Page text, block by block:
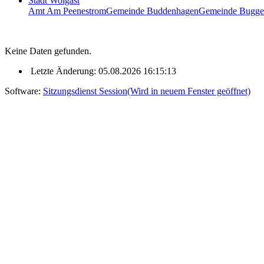
Amt Am PeenestromGemeinde BuddenhagenGemeinde
Keine Daten gefunden.
Letzte Änderung: 05.08.2026 16:15:13
Software: Sitzungsdienst Session(Wird in neuem Fenster geöffnet)